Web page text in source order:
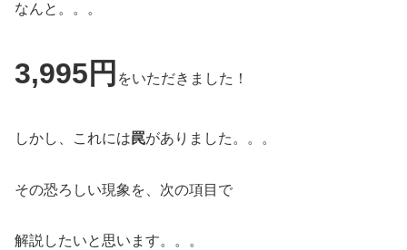
なんと。。。
3,995円 をいただきました！
しかし、これには罠がありました。。。
その恐ろしい現象を、次の項目で
解説したいと思います。。。